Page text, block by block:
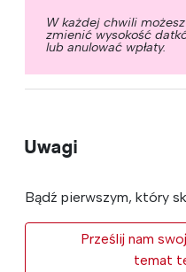
W każdej chwili możesz
zmienić wysokość
lub anulować wpłaty.
Uwagi
Bądź pierwszym, który
Prześlij nam
temat